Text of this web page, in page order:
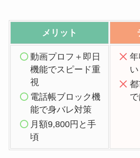
メリット
動画プロフ＋即日
機能でスピード重
視
電話帳ブロック機
能で身バレ対策
月額9,800円と手
頃
い